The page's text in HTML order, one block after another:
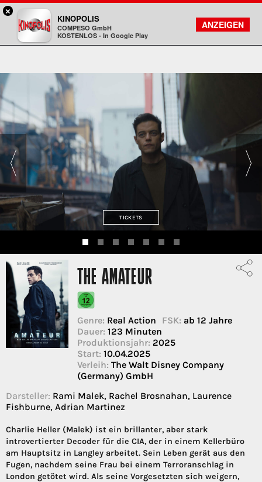
Kinopolis
FILMSUCHE
KONTO
TICKETS
THE AMATEUR
Genre: Real Action FSK: ab 12 Jahre
Dauer: 123 Minuten
Produktionsjahr: 2025
Start: 10.04.2025
Verleih: The Walt Disney Company
(Germany) GmbH
Darsteller: Rami Malek, Rachel Brosnahan, Laurence
Fishburne, Adrian Martinez
Charlie Heller (Malek) ist ein brillanter, aber stark
introvertierter Decoder für die CIA, der in einem Kellerbüro
am Hauptsitz in Langley arbeitet. Sein Leben gerät aus den
Fugen, nachdem seine Frau bei einem Terroranschlag in
London getötet wird. Als seine Vorgesetzten sich weigern,
×
KINOPOLIS
COMPESO GmbH
KOSTENLOS - In Google Play
ANZEIGEN